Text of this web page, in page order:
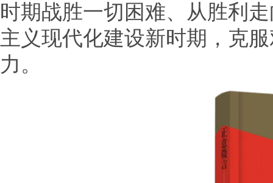
时期战胜一切困难、从胜利
主义现代化建设新时期，克
力。